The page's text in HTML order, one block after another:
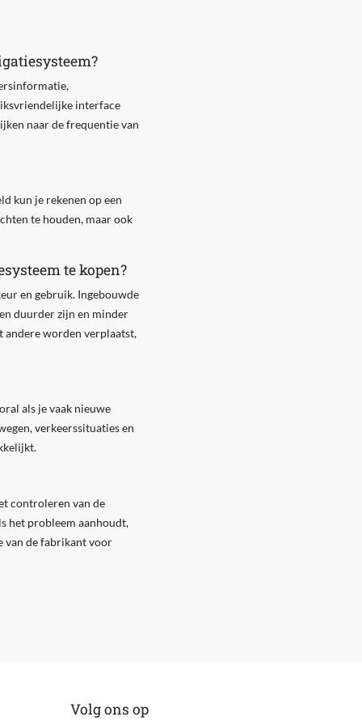
interface
naar de frequentie van
kun je rekenen op een
te houden, maar ook
te kopen?
en gebruik. Ingebouwde
duurder zijn en minder
andere worden verplaatst,
als je vaak nieuwe
verkeerssituaties en
controleren van de
het probleem aanhoudt,
van de fabrikant voor
Volg ons op